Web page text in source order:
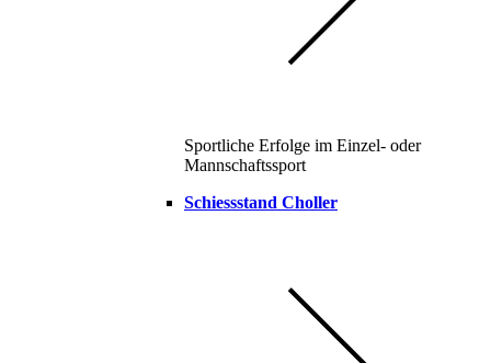
Sportliche Erfolge im Einzel- oder
Mannschaftssport
Schiessstand Choller